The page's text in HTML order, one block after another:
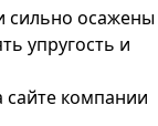
сильно осажены
упругость и
компании